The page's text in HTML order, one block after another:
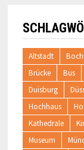
Altstadt
Brücke
Bus
Duisburg
Hochhaus
Kathedrale
Museum